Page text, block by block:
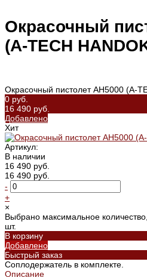
Окрасочный
(A-TECH
Окрасочный пистолет AH5000 (A-
0 руб.
16 490 руб.
Добавлено
Хит
Артикул:
В наличии
16 490 руб.
16 490 руб.
-
+
×
Выбрано максимальное
шт.
В корзину
Добавлено
Быстрый заказ
Соплодержатель в комплекте.
Описание